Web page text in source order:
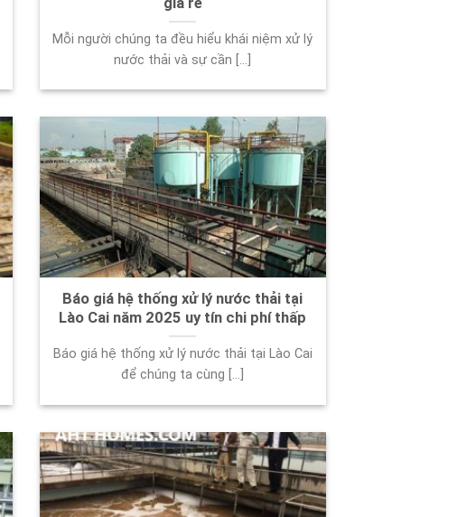
Mỗi người chúng ta đều hiểu khái niệm xử lý
nước thải và sự cần [...]
Báo giá hệ thống xử lý nước thải tại
Lào Cai năm 2025 uy tín chi phí thấp
Báo giá hệ thống xử lý nước thải tại Lào Cai
để chúng ta cùng [...]